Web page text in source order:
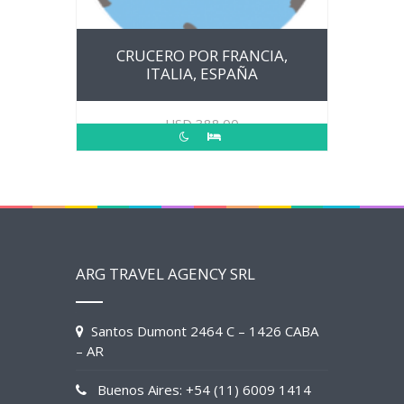
CRUCERO POR FRANCIA,
ITALIA, ESPAÑA
USD388.00
ARG TRAVEL AGENCY SRL
Santos Dumont 2464 C – 1426 CABA
– AR
Buenos Aires: +54 (11) 6009 1414